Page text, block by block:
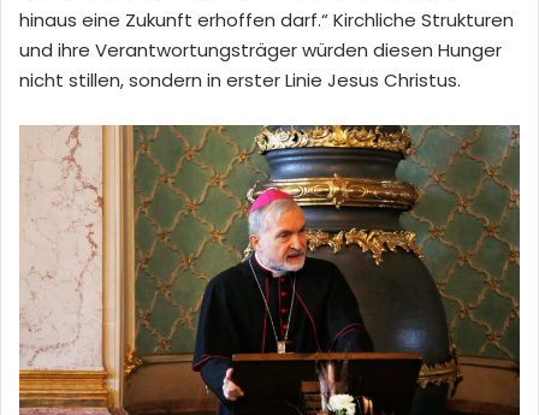
hinaus eine Zukunft erhoffen darf.“ Kirchliche Strukturen
und ihre Verantwortungsträger würden diesen Hunger
nicht stillen, sondern in erster Linie Jesus Christus.